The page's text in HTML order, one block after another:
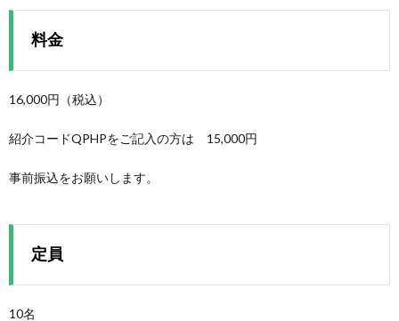
料金
16,000円（税込）
紹介コードQPHPをご記入の方は 15,000円
事前振込をお願いします。
定員
10名